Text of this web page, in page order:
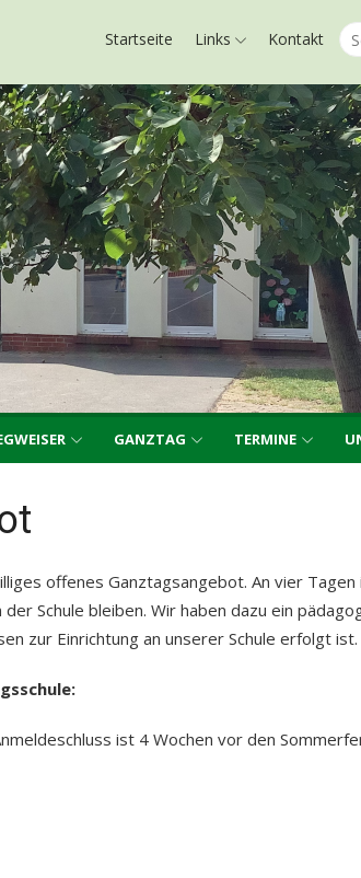
Startseite Links Kontakt
GANZTAG TERMINE
offenes Ganztagsangebot. An vier Tagen
Schule bleiben. Wir haben dazu ein
zur Einrichtung an unserer Schule erfolgt ist.
ist 4 Wochen vor den